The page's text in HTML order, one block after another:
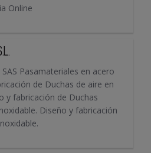
Online
Pasamateriales en acero
de Duchas de aire en
y fabricación de Duchas
Diseño y fabricación